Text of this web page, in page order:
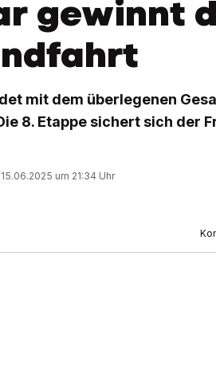
gewinnt
mit dem überlegenen
8. Etappe sichert sich der
um 21:34 Uhr